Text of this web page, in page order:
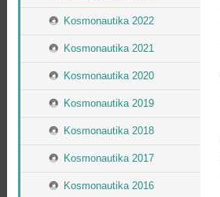
Kosmonautika 2022
Kosmonautika 2021
Kosmonautika 2020
Kosmonautika 2019
Kosmonautika 2018
Kosmonautika 2017
Kosmonautika 2016